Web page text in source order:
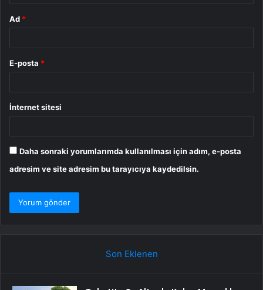
Ad *
E-posta *
İnternet sitesi
Daha sonraki yorumlarımda kullanılması için adım, e-posta
adresim ve site adresim bu tarayıcıya kaydedilsin.
Son Eklenen